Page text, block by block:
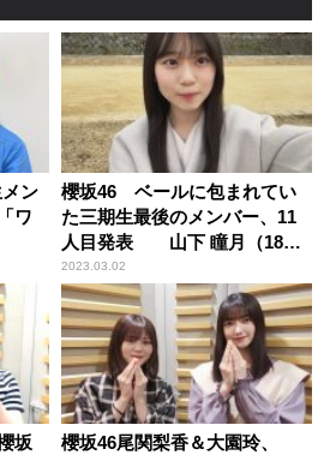
ン
ワ
櫻坂46 ベールに包まれてい
た三期生最後のメンバー、11
人目発表 山下 瞳月（18
歳 京都府出身）
2023.03.02
坂
櫻坂46尾関梨香＆大園玲、